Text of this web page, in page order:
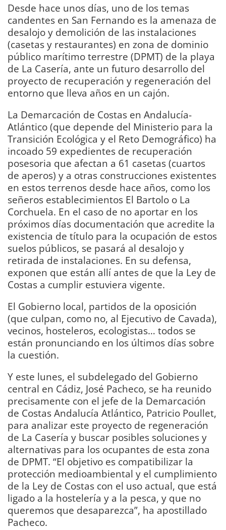
Desde hace unos días, uno de los temas
candentes en San Fernando es la amenaza de
desalojo y demolición de las instalaciones
(casetas y restaurantes) en zona de dominio
público marítimo terrestre (DPMT) de la playa
de La Casería, ante un futuro desarrollo del
proyecto de recuperación y regeneración del
entorno que lleva años en un cajón.
La Demarcación de Costas en Andalucía-
Atlántico (que depende del Ministerio para la
Transición Ecológica y el Reto Demográfico) ha
incoado 59 expedientes de recuperación
posesoria que afectan a 61 casetas (cuartos
de aperos) y a otras construcciones existentes
en estos terrenos desde hace años, como los
señeros establecimientos El Bartolo o La
Corchuela. En el caso de no aportar en los
próximos días documentación que acredite la
existencia de título para la ocupación de estos
suelos públicos, se pasará al desalojo y
retirada de instalaciones. En su defensa,
exponen que están allí antes de que la Ley de
Costas a cumplir estuviera vigente.
El Gobierno local, partidos de la oposición
(que culpan, como no, al Ejecutivo de Cavada),
vecinos, hosteleros, ecologistas… todos se
están pronunciando en los últimos días sobre
la cuestión.
Y este lunes, el subdelegado del Gobierno
central en Cádiz, José Pacheco, se ha reunido
precisamente con el jefe de la Demarcación
de Costas Andalucía Atlántico, Patricio Poullet,
para analizar este proyecto de regeneración
de La Casería y buscar posibles soluciones y
alternativas para los ocupantes de esta zona
de DPMT. “El objetivo es compatibilizar la
protección medioambiental y el cumplimiento
de la Ley de Costas con el uso actual, que está
ligado a la hostelería y a la pesca, y que no
queremos que desaparezca”, ha apostillado
Pacheco.